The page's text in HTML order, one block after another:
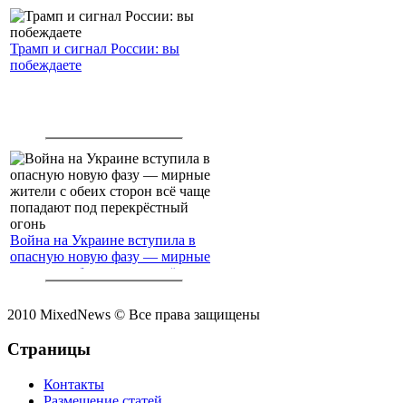
Трамп и сигнал России: вы
побеждаете
Война на Украине вступила в
опасную новую фазу — мирные
жители с обеих сторон всё чаще
2010 MixedNews © Все права защищены
Страницы
Контакты